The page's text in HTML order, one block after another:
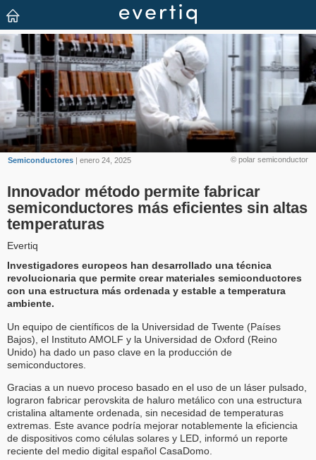
© polar semiconductor
Semiconductores | enero 24, 2025
Innovador método permite fabricar
semiconductores más eficientes sin altas
temperaturas
Evertiq
Investigadores europeos han desarrollado una técnica
revolucionaria que permite crear materiales semiconductores
con una estructura más ordenada y estable a temperatura
ambiente.
Un equipo de científicos de la Universidad de Twente (Países
Bajos), el Instituto AMOLF y la Universidad de Oxford (Reino
Unido) ha dado un paso clave en la producción de
semiconductores.
Gracias a un nuevo proceso basado en el uso de un láser pulsado,
lograron fabricar perovskita de haluro metálico con una estructura
cristalina altamente ordenada, sin necesidad de temperaturas
extremas. Este avance podría mejorar notablemente la eficiencia
de dispositivos como células solares y LED, informó un reporte
reciente del medio digital español CasaDomo.